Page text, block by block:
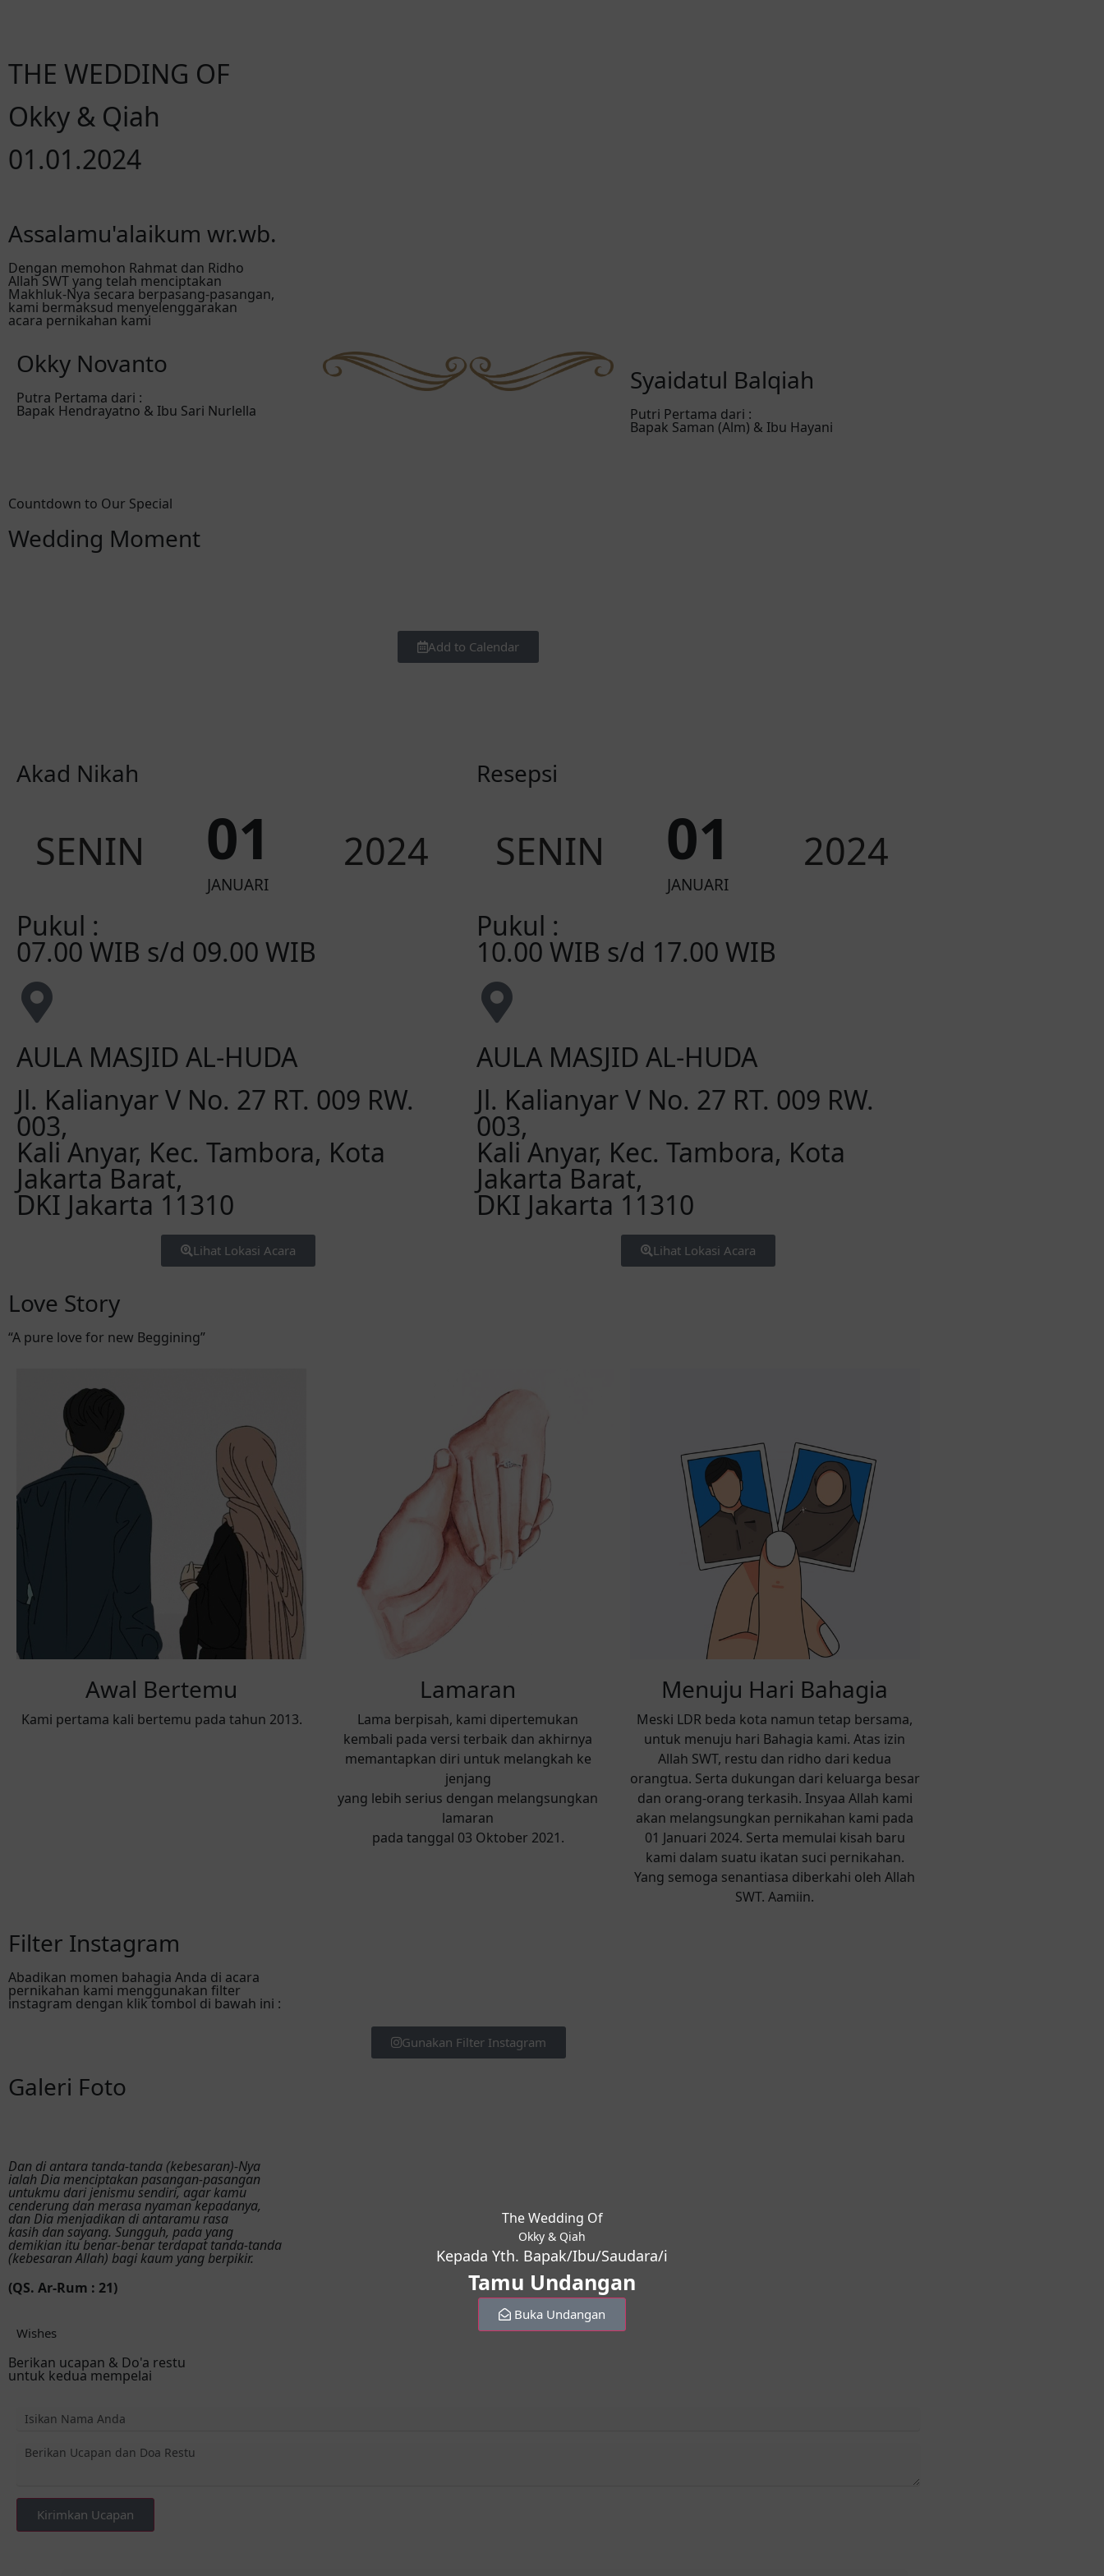
THE WEDDING OF
Okky & Qiah
01.01.2024
Assalamu'alaikum wr.wb.
Dengan memohon Rahmat dan Ridho
Allah SWT yang telah menciptakan
Makhluk-Nya secara berpasang-pasangan,
kami bermaksud menyelenggarakan
acara pernikahan kami
Okky Novanto
Putra Pertama dari :
Bapak Hendrayatno & Ibu Sari Nurlella
Syaidatul Balqiah
Putri Pertama dari :
Bapak Saman (Alm) & Ibu Hayani
Countdown to Our Special
Wedding Moment
Add to Calendar
Akad Nikah
SENIN
JANUARI
01 2024
Pukul :
07.00 WIB s/d 09.00 WIB
AULA MASJID AL-HUDA
Jl. Kalianyar V No. 27 RT. 009 RW.
003,
Kali Anyar, Kec. Tambora, Kota
Jakarta Barat,
DKI Jakarta 11310
Lihat Lokasi Acara
Resepsi
SENIN
JANUARI
01 2024
Pukul :
10.00 WIB s/d 17.00 WIB
AULA MASJID AL-HUDA
Jl. Kalianyar V No. 27 RT. 009 RW.
003,
Kali Anyar, Kec. Tambora, Kota
Jakarta Barat,
DKI Jakarta 11310
Lihat Lokasi Acara
Love Story
“A pure love for new Beggining”
Awal Bertemu
Kami pertama kali bertemu pada tahun 2013.
Lamaran
Lama berpisah, kami dipertemukan
kembali pada versi terbaik dan akhirnya
memantapkan diri untuk melangkah ke
jenjang
yang lebih serius dengan melangsungkan
lamaran
pada tanggal 03 Oktober 2021.
Menuju Hari Bahagia
Meski LDR beda kota namun tetap bersama,
untuk menuju hari Bahagia kami. Atas izin
Allah SWT, restu dan ridho dari kedua
orangtua. Serta dukungan dari keluarga besar
dan orang-orang terkasih. Insyaa Allah kami
akan melangsungkan pernikahan kami pada
01 Januari 2024. Serta memulai kisah baru
kami dalam suatu ikatan suci pernikahan.
Yang semoga senantiasa diberkahi oleh Allah
SWT. Aamiin.
Filter Instagram
Abadikan momen bahagia Anda di acara
pernikahan kami menggunakan filter
instagram dengan klik tombol di bawah ini :
Gunakan Filter Instagram
Galeri Foto
Dan di antara tanda-tanda (kebesaran)-Nya
ialah Dia menciptakan pasangan-pasangan
untukmu dari jenismu sendiri, agar kamu
cenderung dan merasa nyaman kepadanya,
dan Dia menjadikan di antaramu rasa
kasih dan sayang. Sungguh, pada yang
demikian itu benar-benar terdapat tanda-tanda
(kebesaran Allah) bagi kaum yang berpikir.
(QS. Ar-Rum : 21)
Wishes
Berikan ucapan & Do'a restu
untuk kedua mempelai
Kirimkan Ucapan
The Wedding Of
Okky & Qiah
Kepada Yth. Bapak/Ibu/Saudara/i
Tamu Undangan
Buka Undangan